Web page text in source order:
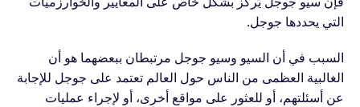
التي يحددها جوجل.
السبب في أن السيو وسيو جوجل مرتبطان ببعضهما هو أن
الغالبية العظمى من الناس حول العالم تعتمد على جوجل للإجابة
عن أسئلتهم، أو للعثور على مواقع أخرى، أو لإجراء عمليات